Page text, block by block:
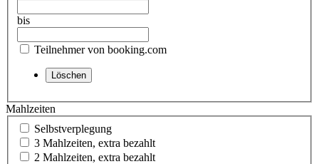
bis
Teilnehmer von booking.com
Mahlzeiten
Selbstverplegung
3 Mahlzeiten, extra bezahlt
2 Mahlzeiten, extra bezahlt